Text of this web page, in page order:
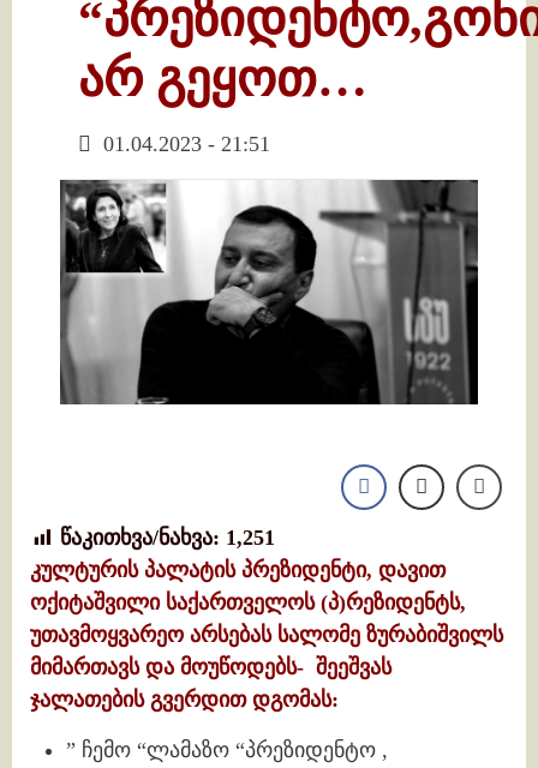
არ გეყოთ…
01.04.2023 - 21:51
წაკითხვა/ნახვა: 1,251
კულტურის პალატის პრეზიდენტი, დავით
ოქიტაშვილი საქართველოს (პ)რეზიდენტს,
უთავმოყვარეო არსებას სალომე ზურაბიშვილს
მიმართავს და მოუწოდებს- შეეშვას
ჯალათების გვერდით დგომას:
” ჩემო “ლამაზო “პრეზიდენტო ,